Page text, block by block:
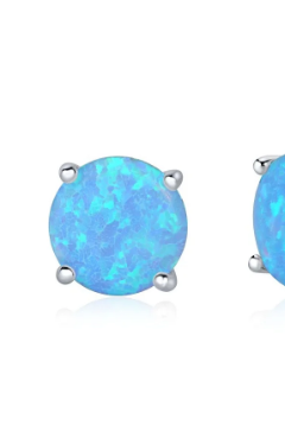
ŠPERKY
Doprava a platba Vrátenie,
Obchodné podmienky
Ochrana